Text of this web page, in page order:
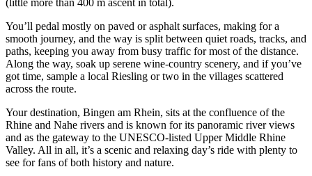
(little more than 400 m ascent in total).
You’ll pedal mostly on paved or asphalt surfaces, making for a
smooth journey, and the way is split between quiet roads, tracks, and
paths, keeping you away from busy traffic for most of the distance.
Along the way, soak up serene wine-country scenery, and if you’ve
got time, sample a local Riesling or two in the villages scattered
across the route.
Your destination, Bingen am Rhein, sits at the confluence of the
Rhine and Nahe rivers and is known for its panoramic river views
and as the gateway to the UNESCO-listed Upper Middle Rhine
Valley. All in all, it’s a scenic and relaxing day’s ride with plenty to
see for fans of both history and nature.